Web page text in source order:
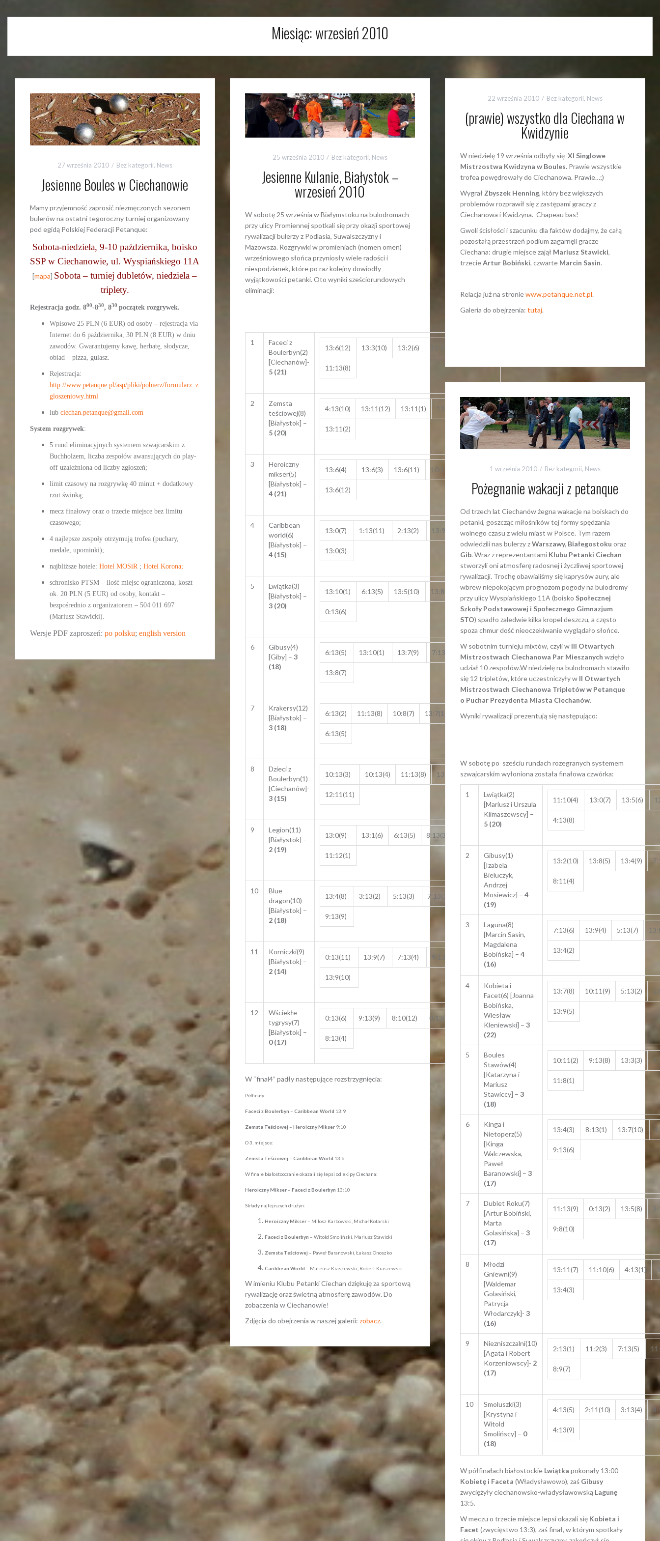
Miesiąc:wrzesień 2010
27 września 2010 Bez kategorii, News
Jesienne Boules w Ciechanowie
Mamy przyjemność zaprosić niezmęczonych sezonem
bulerów na ostatni tegoroczny turniej organizowany
pod egidą Polskiej Federacji Petanque:
Sobota-niedziela, 9-10 października, boisko
SSP w Ciechanowie, ul. Wyspiańskiego 11A
[mapa] Sobota – turniej dubletów, niedziela –
triplety.
Rejestracja godz. 800-830, 830 początek rozgrywek.
Wpisowe 25 PLN (6 EUR) od osoby – rejestracja via
Internet do 6 października, 30 PLN (8 EUR) w dniu
zawodów. Gwarantujemy kawę, herbatę, słodycze,
obiad – pizza, gulasz.
Rejestracja:
http://www.petanque.pl/asp/pliki/pobierz/formularz_z
gloszeniowy.html
lub ciechan.petanque@gmail.com
System rozgrywek:
5 rund eliminacyjnych systemem szwajcarskim z
Buchholzem, liczba zespołów awansujących do play-
off uzależniona od liczby zgłoszeń;
limit czasowy na rozgrywkę 40 minut + dodatkowy
rzut świnką;
mecz finałowy oraz o trzecie miejsce bez limitu
czasowego;
4 najlepsze zespoły otrzymują trofea (puchary,
medale, upominki);
najbliższe hotele: Hotel MOSiR ; Hotel Korona;
schronisko PTSM – ilość miejsc ograniczona, koszt
ok. 20 PLN (5 EUR) od osoby, kontakt –
bezpośrednio z organizatorem – 504 011 697
(Mariusz Stawicki).
Wersje PDF zaproszeń: po polsku; english version
25 września 2010 Bez kategorii, News
Jesienne Kulanie, Białystok –
wrzesień 2010
W sobotę 25 września w Białymstoku na bulodromach
przy ulicy Promiennej spotkali się przy okazji sportowej
rywalizacji bulerzy z Podlasia, Suwalszczyzny i
Mazowsza. Rozgrywki w promieniach (nomen omen)
wrześniowego słońca przyniosły wiele radości i
niespodzianek, które po raz kolejny dowiodły
wyjątkowości petanki. Oto wyniki sześciorundowych
eliminacji:
1
Faceci z
Boulerbyn(2)
[Ciechanów]-
5 (21)
13:6(12) 13:3(10) 13:2(6)
11:13(8)
2
Zemsta
teściowej(8)
[Białystok] –
5 (20)
4:13(10) 13:11(12) 13:11(1) 13:7(4) 11:9(5)
13:11(2)
3
Heroiczny
mikser(5)
[Białystok] –
4 (21)
13:6(4) 13:6(3) 13:6(11) 10:12(2)
13:6(12)
4
Caribbean
world(6)
[Białystok] –
4 (15)
13:0(7) 1:13(11) 2:13(2) 13:9(9) 13:8(4)
13:0(3)
5
Lwiątka(3)
[Białystok] –
3 (20)
13:10(1) 6:13(5) 13:5(10) 13:8(11) 8:12(2)
0:13(6)
6
Gibusy(4)
[Giby] – 3
(18)
6:13(5) 13:10(1) 13:7(9) 7:13(8) 8:13(6)
13:8(7)
7
Krakersy(12)
[Białystok] –
3 (18)
6:13(2) 11:13(8) 10:8(7) 13:7(10) 13:12(11)
6:13(5)
8
Dzieci z
Boulerbyn(1)
[Ciechanów]-
3 (15)
10:13(3) 10:13(4) 11:13(8) 13:0(7) 13:8(9)
12:11(11)
9
Legion(11)
[Białystok] –
2 (19)
13:0(9) 13:1(6) 6:13(5) 8:13(3)
11:12(1)
10
Blue
dragon(10)
[Białystok] –
2 (18)
13:4(8) 3:13(2) 5:13(3) 7:13(12) 13:7(7)
9:13(9)
11
Korniczki(9)
[Białystok] –
2 (14)
0:13(11) 13:9(7) 7:13(4) 9:13(6) 8:13(1)
13:9(10)
12
Wściekłe
tygrysy(7)
[Białystok] –
0 (17)
0:13(6) 9:13(9) 8:10(12) 0:13(1) 7:13(10)
8:13(4)
W “final4” padły następujące rozstrzygnięcia:
Półfinały:
Faceci z Boulerbyn – Caribbean World 13:9
Zemsta Teściowej – Heroiczny Mikser9:10
O 3. miejsce:
Zemsta Teściowej – Caribbean World 13:6
W finale białostocczanie okazali się lepsi od ekipy Ciechana:
Heroiczny Mikser– Faceci z Boulerbyn 13:10
Składy najlepszych drużyn:
Heroiczny Mikser – Miłosz Karbowski, Michał Kotarski
Faceci z Boulerbyn – Witold Smoliński, Mariusz Stawicki
Zemsta Teściowej – Paweł Baranowski, Łukasz Onoszko
Caribbean World – Mateusz Kraszewski, Robert Kraszewski
W imieniu Klubu Petanki Ciechan dziękuję za sportową
rywalizację oraz świetną atmosferę zawodów. Do
zobaczenia w Ciechanowie!
Zdjęcia do obejrzenia w naszej galerii: zobacz.
22 września 2010 Bez kategorii, News
(prawie) wszystko dla Ciechana w
Kwidzynie
W niedzielę 19 września odbyły się XI Singlowe
Mistrzostwa Kwidzyna w Boules. Prawie wszystkie
trofea powędrowały do Ciechanowa. Prawie…;)
Wygrał Zbyszek Henning, który bez większych
problemów rozprawił się z zastępami graczy z
Ciechanowa i Kwidzyna. Chapeau bas!
Gwoli ścisłości i szacunku dla faktów dodajmy, że całą
pozostałą przestrzeń podium zagarnęli gracze
Ciechana: drugie miejsce zajął Mariusz Stawicki,
trzecieArtur Bobiński, czwarte Marcin Sasin.
Relacja już na stroniewww.petanque.net.pl.
Galeria do obejrzenia: tutaj.
1 września 2010 Bez kategorii, News
Pożegnanie wakacji z petanque
Od trzech lat Ciechanów żegna wakacje na boiskach do
petanki, goszcząc miłośników tej formy spędzania
wolnego czasu z wielu miast w Polsce. Tym razem
odwiedzili nas bulerzy zWarszawy, Białegostoku oraz
Gib. Wraz z reprezentantami Klubu Petanki Ciechan
stworzyli oni atmosferę radosnej i życzliwej sportowej
rywalizacji. Trochę obawialiśmy się kaprysów aury, ale
wbrew niepokojącym prognozom pogody na bulodromy
przy ulicy Wyspiańskiego 11A (boisko Społecznej
Szkoły Podstawowej i Społecznego Gimnazjum
STO) spadło zaledwie kilka kropel deszczu, a często
spoza chmur dość nieoczekiwanie wyglądało słońce.
W sobotnim turnieju mixtów, czyli w III Otwartych
Mistrzostwach Ciechanowa Par Mieszanych wzięło
udział 10 zespołów.W niedzielę na bulodromach stawiło
się 12 tripletów, które uczestniczyły w II Otwartych
Mistrzostwach Ciechanowa Tripletów w Petanque
o Puchar Prezydenta Miasta Ciechanów.
Wyniki rywalizacji prezentują się następująco:
W sobotę po sześciu rundach rozegranych systemem
szwajcarskim wyłoniona została finałowa czwórka:
1
Lwiątka(2)
[Mariusz i Urszula
Klimaszewscy] –
5 (20)
11:10(4) 13:0(7) 13:5(6)
4:13(8)
2
Gibusy(1)
[Izabela
Bieluczyk,
Andrzej
Mosiewicz] – 4
(19)
13:2(10) 13:8(5) 13:4(9)
8:11(4)
3
Laguna(8)
[Marcin Sasin,
Magdalena
Bobińska] – 4
(16)
7:13(6) 13:9(4) 5:13(7)
13:4(2)
4
Kobieta i
Facet(6) [Joanna
Bobińska,
Wiesław
Kleniewski] – 3
(22)
13:7(8) 10:11(9) 5:13(2)
13:9(5)
5
Boules
Stawów(4)
[Katarzyna i
Mariusz
Stawiccy] – 3
(18)
10:11(2) 9:13(8) 13:3(3)
11:8(1)
6
Kinga i
Nietoperz(5)
[Kinga
Walczewska,
Paweł
Baranowski] – 3
(17)
13:4(3) 8:13(1) 13:7(10)
9:13(6)
7
Dublet Roku(7)
[Artur Bobiński,
Marta
Golasińska] – 3
(17)
11:13(9) 0:13(2) 13:5(8)
9:8(10)
8
Młodzi
Gniewni(9)
[Waldemar
Golasiński,
Patrycja
Włodarczyk]- 3
(16)
13:11(7) 11:10(6) 4:13(1)
13:4(3)
9
Niezniszczalni(10)
[Agata i Robert
Korzeniowscy]- 2
(17)
2:13(1) 11:2(3) 7:13(5)
8:9(7)
10
Smoluszki(3)
[Krystyna i
Witold
Smolińscy] – 0
(18)
4:13(5) 2:11(10) 3:13(4)
4:13(9)
W półfinałach białostockie Lwiątka pokonały 13:00
Kobietę i Faceta (Władysławowo), zaś Gibusy
zwyciężyły ciechanowsko-władysławowską Lagunę
13:5.
W meczu o trzecie miejsce lepsi okazali się Kobieta i
Facet (zwycięstwo 13:3), zaś finał, w którym spotkały